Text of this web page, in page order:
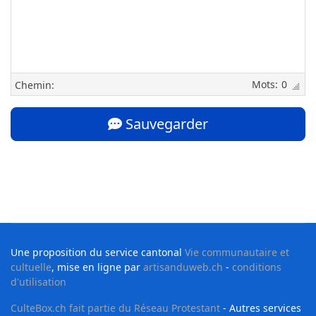
Chemin: 0
Sauvegarder
Une proposition du service cantonal Vie communautaire et
cultuelle, mise en ligne par artisanduweb.ch - conditions
d'utilisation
CulteBox.ch fait partie du Réseau Protestant - Autres services